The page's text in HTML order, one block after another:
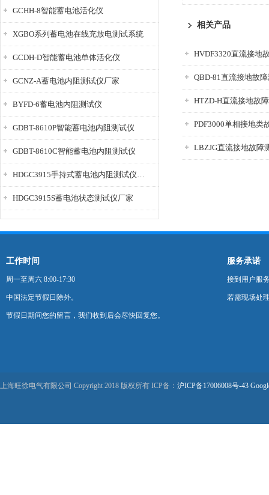
GCHH-8智能蓄电池活化仪
XGBO系列蓄电池在线充放电测试系统
GCDH-D智能蓄电池单体活化仪
GCNZ-A蓄电池内阻测试仪厂家
BYFD-6蓄电池内阻测试仪
GDBT-8610P智能蓄电池内阻测试仪
GDBT-8610C智能蓄电池内阻测试仪
HDGC3915手持式蓄电池内阻测试仪厂家
HDGC3915S蓄电池状态测试仪厂家
相关产品
HVDF3320直流接地
QBD-81直流接地故
HTZD-H直流接地故
PDF3000单相接地类
LBZJG直流接地故障
工作时间
周一至周六 8:00-17:30
中国法定节假日除外。
节假日期间您的留言，我们收到后会尽快回复您。
服务承诺
接到用户服
若需现场处
上海旺徐电气有限公司 Copyright 2018 版权所有 ICP备： 沪ICP备17006008号-43